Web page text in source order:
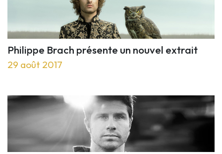
Philippe Brach présente un nouvel extrait
29 août 2017